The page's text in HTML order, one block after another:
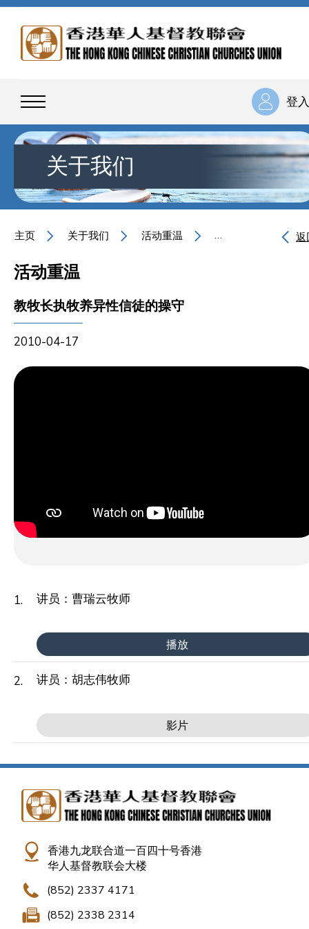
登入
关于我们
主页 关于我们 活动重温 教牧长执牧养异性返
活动重温
教牧长执牧养异性信徒的操守
2010-04-17
1. 讲员：曹瑞云牧师
播放
2. 讲员：胡志伟牧师
影片
香港九龙联合道一百四十号香港
华人基督教联会大楼
(852) 2337 4171
(852) 2338 2314